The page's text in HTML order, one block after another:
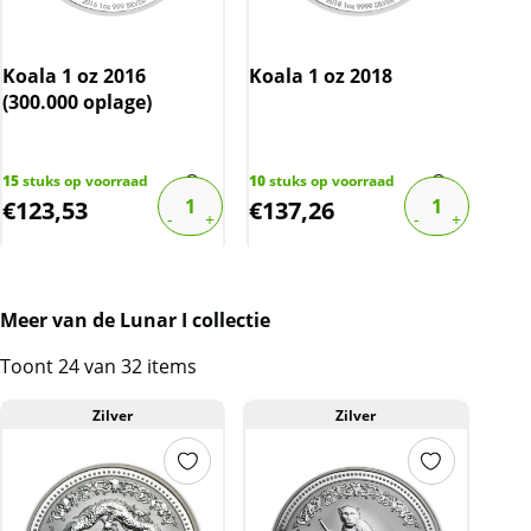
vrijwel altijd onbeschadigd, maar kunnen wel
capsule bevat een aantal krassen.
verhandeld. Dit houdt in dat wij btw afdragen
over de marge die wij behalen op dit product.
De btw mag hierdoor door ons niet op de
Koala 1 oz 2016
(300.000 oplage)
15stuks op voorraad
€123,53
Koala 1 oz 2018
10stuks op voorraad
€137,26
Meer van de Lunar I collectie
Toont 24 van 32 items
Zilver Zilver